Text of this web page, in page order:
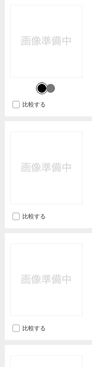
比較する
比較する
比較する